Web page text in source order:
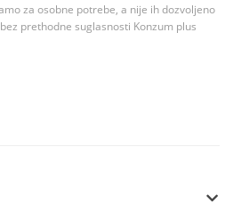
za osobne potrebe, a nije ih dozvoljeno
prethodne suglasnosti Konzum plus